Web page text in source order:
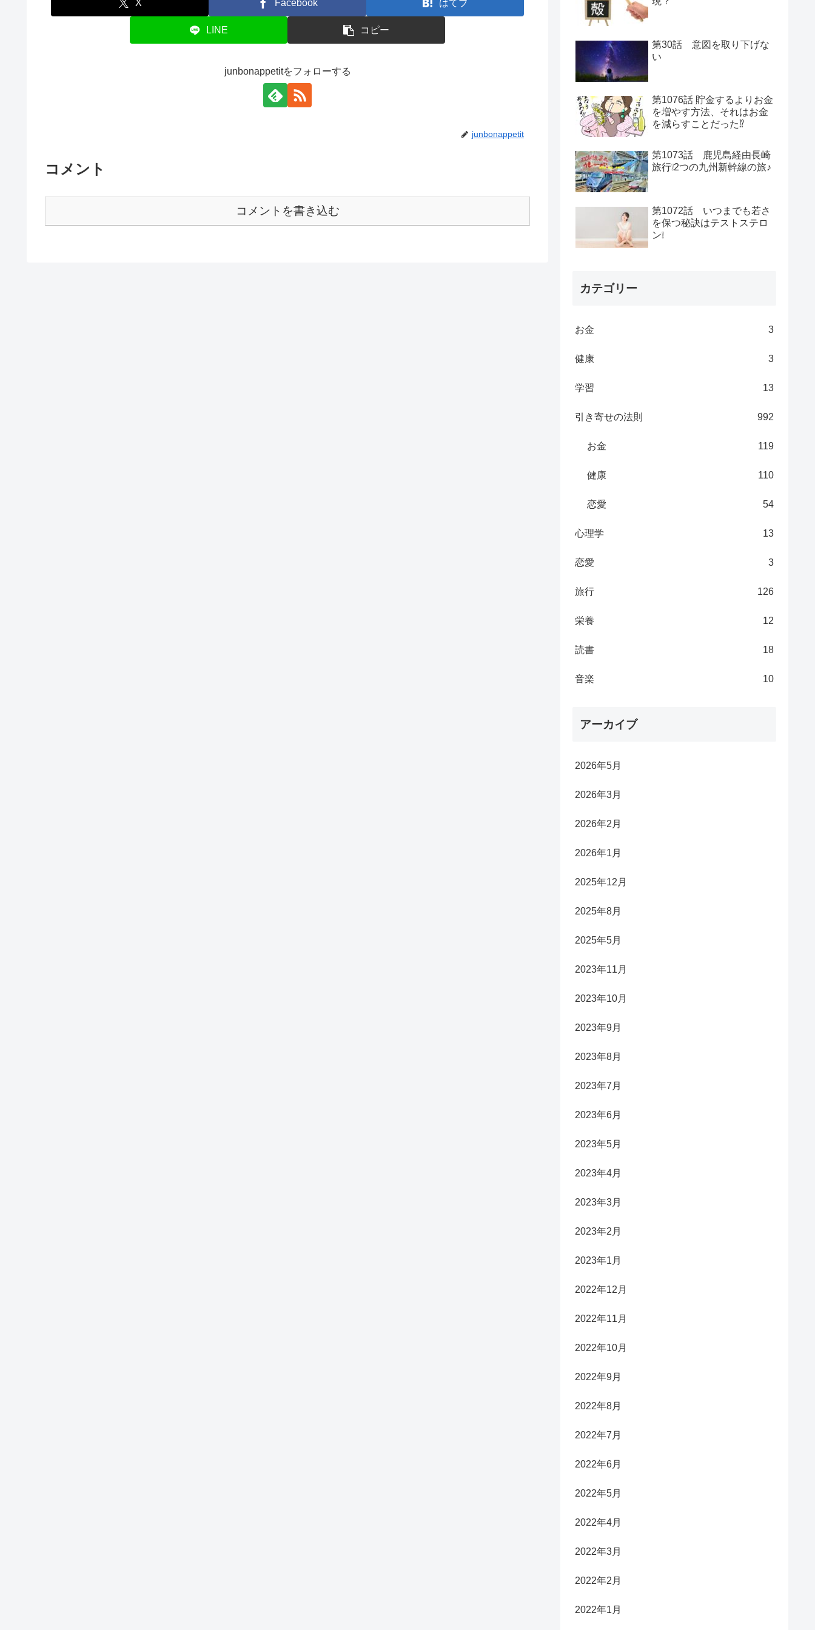
X Facebook はてブ
LINE コピー
junbonappetitをフォローする
junbonappetit
コメント
コメントを書き込む
第30話 意図を取り下げな
い
第1076話 貯金するよりお金
を増やす方法、それはお金
を減らすことだった⁉
第1073話 鹿児島経由長崎
旅行❕2つの九州新幹線の旅♪
第1072話 いつまでも若さ
を保つ秘訣はテストステロ
ン❕
カテゴリー
お金 3
健康 3
学習 13
引き寄せの法則 992
お金 119
健康 110
恋愛 54
心理学 13
恋愛 3
旅行 126
栄養 12
読書 18
音楽 10
アーカイブ
2026年5月
2026年3月
2026年2月
2026年1月
2025年12月
2025年8月
2025年5月
2023年11月
2023年10月
2023年9月
2023年8月
2023年7月
2023年6月
2023年5月
2023年4月
2023年3月
2023年2月
2023年1月
2022年12月
2022年11月
2022年10月
2022年9月
2022年8月
2022年7月
2022年6月
2022年5月
2022年4月
2022年3月
2022年2月
2022年1月